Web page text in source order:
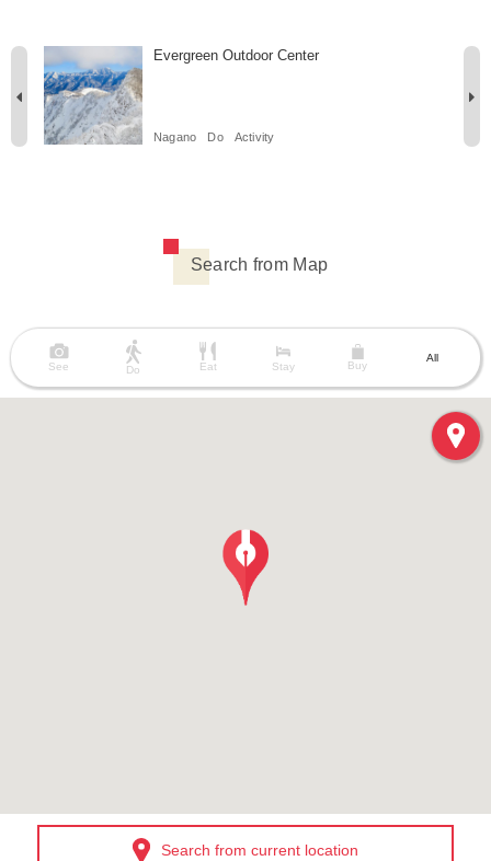
Evergreen Outdoor Center
Nagano Do Activity
Search from Map
See Do Eat Stay Buy
All
Search from current location